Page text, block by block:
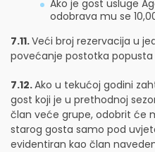
Ako je gost usluge
odobrava mu se
7.11.Veći broj rezervacija u
povećanje postotka popusta
7.12.Ako u tekućoj godini
gost koji je u prethodnoj
član veće grupe, odobrit će
starog gosta samo pod
evidentiran kao član